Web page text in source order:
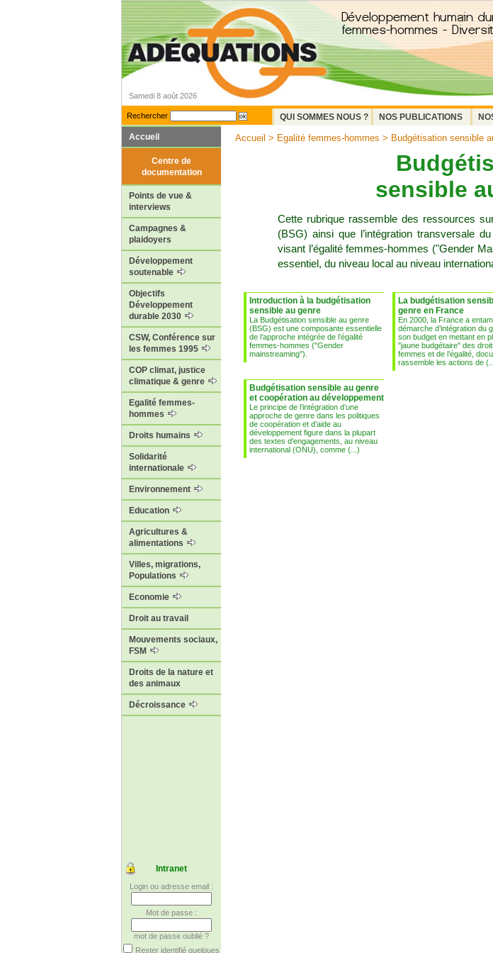
Samedi 8 août 2026
Rechercher QUI SOMMES NOUS ? NOS PUBLICATIONS
Accueil
Centre de
documentation
Points de vue &
interviews
Campagnes &
plaidoyers
Développement
soutenable
Objectifs
Développement
durable 2030
CSW, Conférence sur
les femmes 1995
COP climat, justice
climatique & genre
Egalité femmes-
hommes
Droits humains
Solidarité
internationale
Environnement
Education
Agricultures &
alimentations
Villes, migrations,
Populations
Economie
Droit au travail
Mouvements sociaux,
FSM
Droits de la nature et
des animaux
Décroissance
Intranet
Login ou adresse email :
Mot de passe :
mot de passe oublié ?
Rester identifié quelques
Accueil > Egalité femmes-hommes > Budgétisation sensible
sensible
Cette rubrique rassemble des ressources
(BSG) ainsi que l’intégration transversale
visant l’égalité femmes-hommes ("Gender
essentiel, du niveau local au niveau
Introduction à la budgétisation
sensible au genre
La Budgétisation sensible au genre
(BSG) est une composante essentielle
de l’approche intégrée de l’égalité
femmes-hommes ("Gender
mainstreaming").
La budgétisation
genre en France
En 2000, la France a
démarche d’intégration du
son budget en mettant en
"jaune budgétaire" des
femmes et de l’égalité,
rassemble les actions de
Budgétisation sensible au genre
et coopération au développement
Le principe de l’intégration d’une
approche de genre dans les politiques
de coopération et d’aide au
développement figure dans la plupart
des textes d’engagements, au niveau
international (ONU), comme (...)